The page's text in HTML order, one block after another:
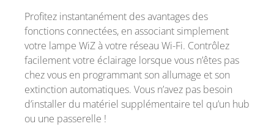
Profitez instantanément des avantages des
fonctions connectées, en associant simplement
votre lampe WiZ à votre réseau Wi-Fi. Contrôlez
facilement votre éclairage lorsque vous n’êtes pas
chez vous en programmant son allumage et son
extinction automatiques. Vous n’avez pas besoin
d’installer du matériel supplémentaire tel qu’un hub
ou une passerelle !